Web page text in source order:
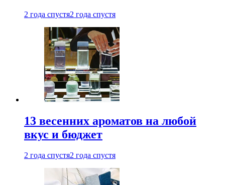
2 года спустя2 года спустя
13 весенних ароматов на любой
вкус и бюджет
2 года спустя2 года спустя